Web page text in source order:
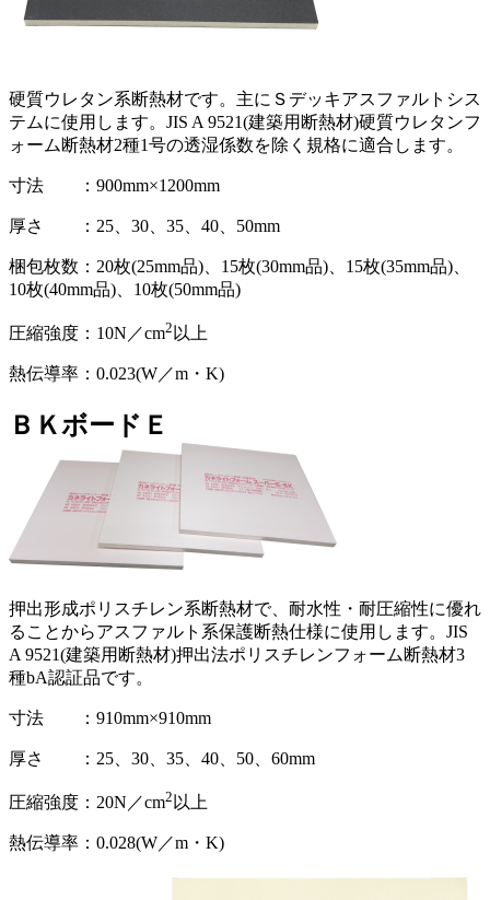
硬質ウレタン系断熱材です。主にＳデッキアスファルトシス
テムに使用します。JIS A 9521(建築用断熱材)硬質ウレタンフ
ォーム断熱材2種1号の透湿係数を除く規格に適合します。
寸法 ：900mm×1200mm
厚さ ：25、30、35、40、50mm
梱包枚数：20枚(25mm品)、15枚(30mm品)、15枚(35mm品)、
10枚(40mm品)、10枚(50mm品)
圧縮強度：10N／cm2 以上
熱伝導率：0.023(W／m・K)
ＢＫボードＥ
押出形成ポリスチレン系断熱材で、耐水性・耐圧縮性に優れ
ることからアスファルト系保護断熱仕様に使用します。JIS
A 9521(建築用断熱材)押出法ポリスチレンフォーム断熱材3
種bA認証品です。
寸法 ：910mm×910mm
厚さ ：25、30、35、40、50、60mm
圧縮強度：20N／cm2 以上
熱伝導率：0.028(W／m・K)